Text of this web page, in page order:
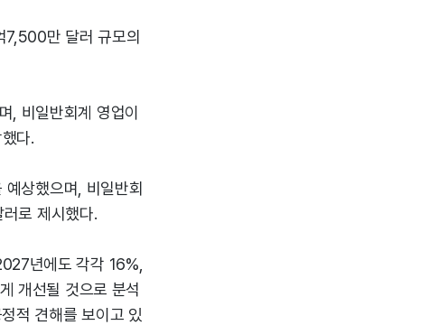
만 달러 규모의
비일반회계 영업이
다.
상했으며, 비일반회
로 제시했다.
년에도 각각 16%,
개선될 것으로 분석
적 견해를 보이고 있